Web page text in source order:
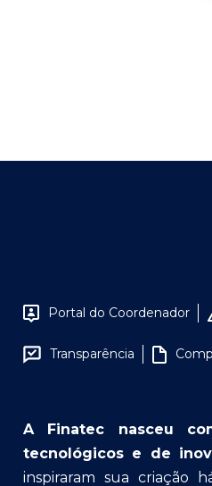
Portal do Coordenador
Transparência
A Finatec nasceu
tecnológicos e de
inspiraram sua criação